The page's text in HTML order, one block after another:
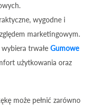
wygodne i
marketingowym.
wybiera trwałeGumowe
użytkowania oraz
może pełnić zarówno